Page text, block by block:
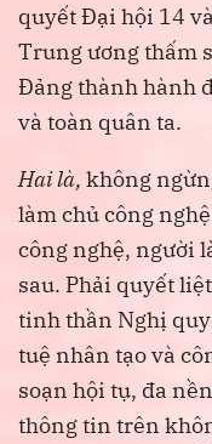
quyết Đại hội 14
Trung ương thấm
Đảng thành hành
và toàn quân ta.
Hai là, không
làm chủ công
công nghệ, người
sau. Phải quyết
tinh thần Nghị
tuệ nhân tạo và
soạn hội tụ, đa
thông tin trên